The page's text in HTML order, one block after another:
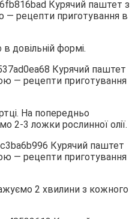
довільній формі.
На попередньо
2-3 ложки рослинної олії.
2 хвилини з кожного